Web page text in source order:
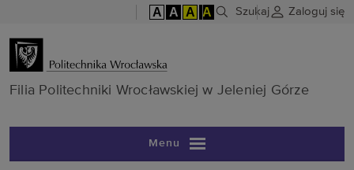
A A A A Szukaj Zaloguj się
Filia
Filia Politechniki Wrocławskiej w Jeleniej Górze
Menu